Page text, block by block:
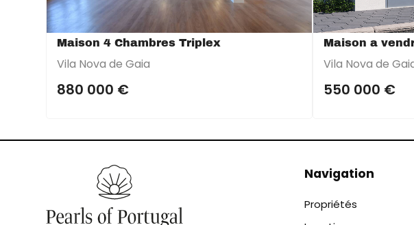
Maison 4 Chambres Triplex
Vila Nova de Gaia
880 000 €
Maison a
Vila Nova de
550 000 €
Navigation
Propriétés